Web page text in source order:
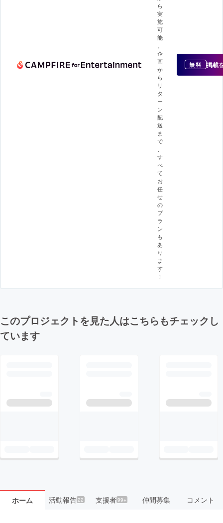
ら
実
施
可
能
企
画
か
ら
リ
タ
ー
ン
配
送
ま
で
す
べ
て
お
任
せ
の
プ
ラ
ン
も
あ
り
ま
す
！
無料 掲載
このプロジェクトを見た人はこちらもチェックし
ています
ホーム 活動報告22 支援者99+ 仲間募集 コメント